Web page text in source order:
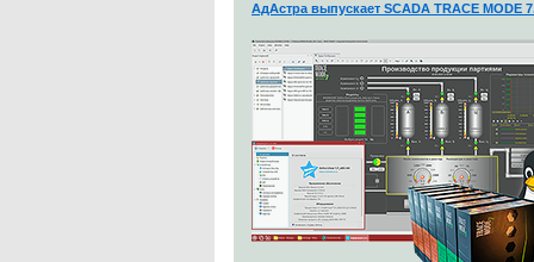
АдАстра выпускает SCADA TRACE MODE